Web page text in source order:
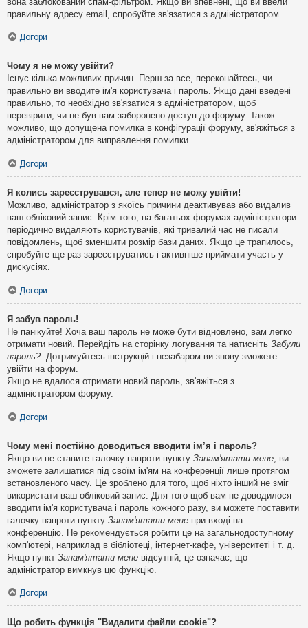
правильну адресу email, спробуйте зв'язатися з адміністратором.
Догори
Чому я не можу увійти?
Існує кілька можливих причин. Перш за все, переконайтесь, чи
правильно ви вводите ім'я користувача і пароль. Якщо дані введені
правильно, то необхідно зв'язатися з адміністратором, щоб
перевірити, чи не був вам заборонено доступ до форуму. Також
можливо, що допущена помилка в конфігурації форуму, зв'яжіться з
адміністратором для виправлення помилки.
Догори
Я колись зареєструвався, але тепер не можу увійти!
Можливо, адміністратор з якоїсь причини деактивував або видалив
ваш обліковий запис. Крім того, на багатьох форумах адміністратори
періодично видаляють користувачів, які тривалий час не писали
повідомлень, щоб зменшити розмір бази даних. Якщо це трапилось,
спробуйте ще раз зареєструватись і активніше приймати участь у
дискусіях.
Догори
Я забув пароль!
Не панікуйте! Хоча ваш пароль не може бути відновлено, вам легко
отримати новий. Перейдіть на сторінку логування та натисніть Забули
пароль?. Дотримуйтесь інструкцій і незабаром ви знову зможете
увійти на форум.
Якщо не вдалося отримати новий пароль, зв'яжіться з
адміністратором форуму.
Догори
Чому мені постійно доводиться вводити ім’я і пароль?
Якщо ви не ставите галочку напроти пункту Запам'ятати мене , ви
зможете залишатися під своїм ім'ям на конференції лише протягом
встановленого часу. Це зроблено для того, щоб ніхто інший не зміг
використати ваш обліковий запис. Для того щоб вам не доводилося
вводити ім'я користувача і пароль кожного разу, ви можете поставити
галочку напроти пункту Запам'ятати мене при вході на
конференцію. Не рекомендується робити це на загальнодоступному
комп'ютері, наприклад в бібліотеці, інтернет-кафе, університеті і т. д.
Якщо пункт Запам'ятати мене відсутній, це означає, що
адміністратор вимкнув цю функцію.
Догори
Що робить функція "Видалити файли cookie"?